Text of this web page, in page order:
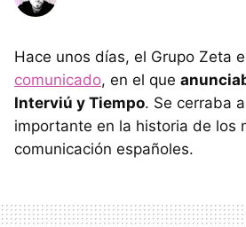
Hace unos días, el Grupo Zeta
comunicado, en el que
Interviú y Tiempo. Se cerraba
importante en la historia de los
comunicación españoles.